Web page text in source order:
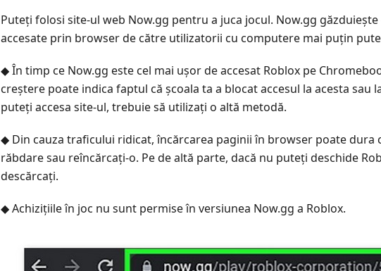
Puteți folosi site-ul web Now.gg pentru a juca jocul. Now.gg
accesate prin browser de către utilizatorii cu computere mai puțin
◆ În timp ce Now.gg este cel mai ușor de accesat Roblox pe
creștere poate indica faptul că școala ta a blocat accesul la acesta sau
puteți accesa site-ul, trebuie să utilizați o altă metodă.
◆ Din cauza traficului ridicat, încărcarea paginii în browser poate dura
răbdare sau reîncărcați-o. Pe de altă parte, dacă nu puteți deschide
descărcați.
◆ Achizițiile în joc nu sunt permise în versiunea Now.gg a Roblox.